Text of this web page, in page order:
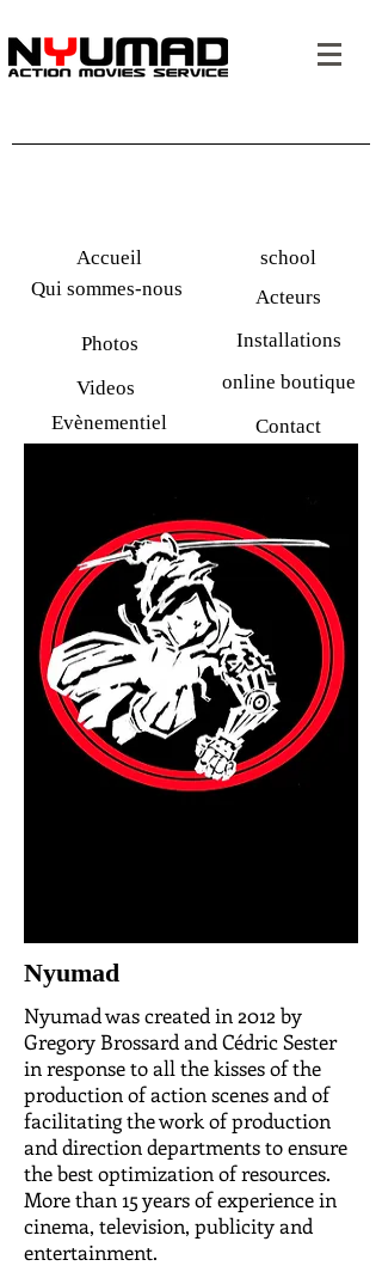
Accueil
Qui sommes-nous
Photos
Videos
Evènementiel
school
Acteurs
Installations
online boutique
Contact
Nyumad
Nyumad was created in 2012 by
Gregory Brossard and Cédric Sester
in response to all the kisses of the
production of action scenes and of
facilitating the work of production
and direction departments to ensure
the best optimization of resources.
More than 15 years of experience in
cinema, television, publicity and
entertainment.